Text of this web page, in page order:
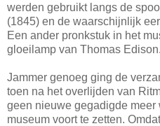
werden gebruikt langs de
(1845) en de waarschijnlijk
Een ander pronkstuk in het
gloeilamp van Thomas Edison.
Jammer genoeg ging de
toen na het overlijden van
geen nieuwe gegadigde meer
museum voort te zetten.